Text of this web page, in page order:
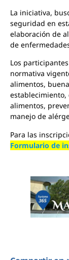
La iniciativa,
seguridad en
elaboración de
de
Los
normativa
alimentos,
establecimiento,
alimentos,
manejo de
Para las
Formulario de